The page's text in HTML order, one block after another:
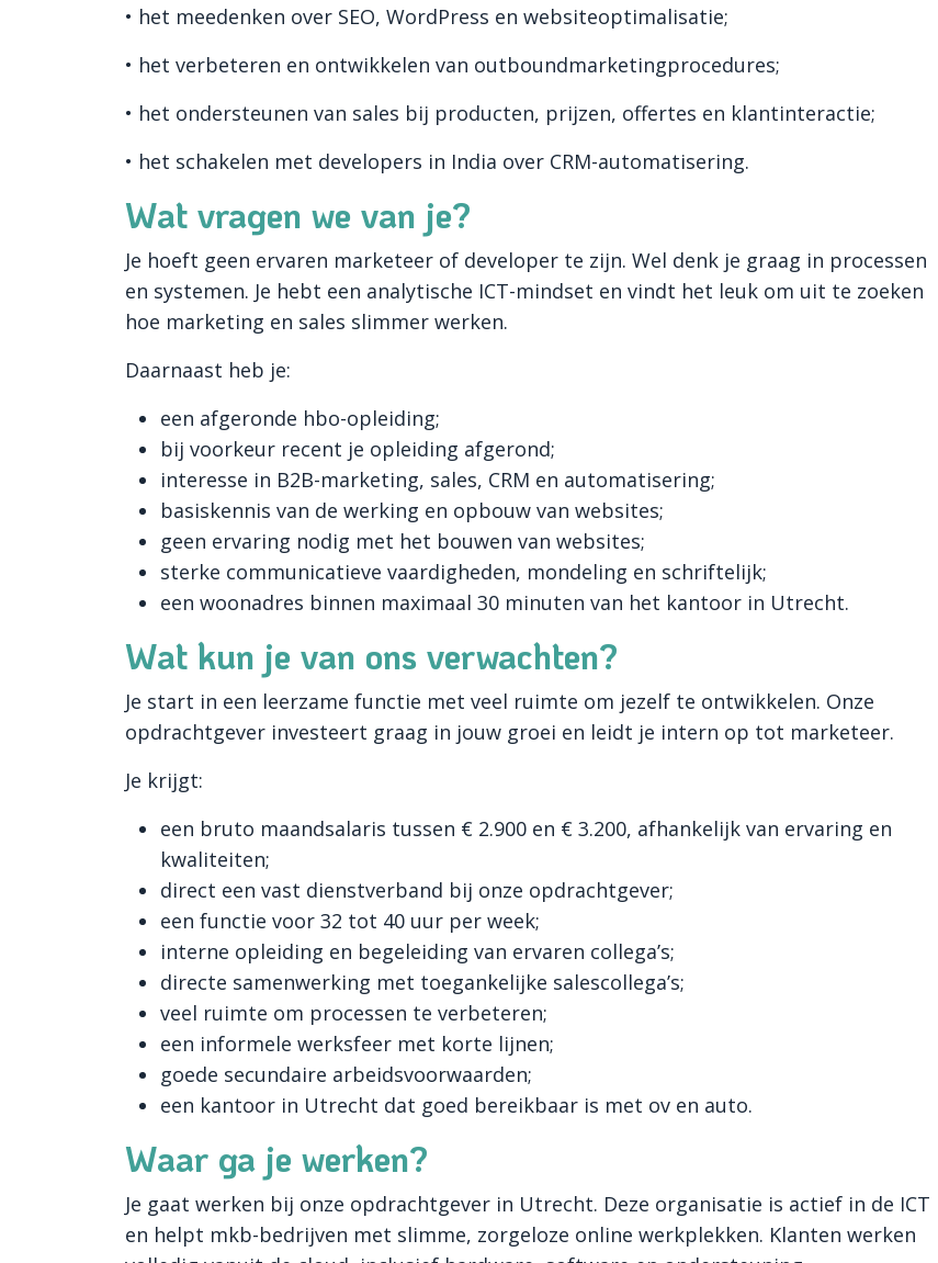
• het meedenken over SEO, WordPress en websiteoptimalisatie;
• het verbeteren en ontwikkelen van outboundmarketingprocedures;
• het ondersteunen van sales bij producten, prijzen, offertes en klantinteractie;
• het schakelen met developers in India over CRM-automatisering.
Wat vragen we van je?
Je hoeft geen ervaren marketeer of developer te zijn. Wel denk je graag in processen
en systemen. Je hebt een analytische ICT-mindset en vindt het leuk om uit te zoeken
hoe marketing en sales slimmer werken.
Daarnaast heb je:
een afgeronde hbo-opleiding;
bij voorkeur recent je opleiding afgerond;
interesse in B2B-marketing, sales, CRM en automatisering;
basiskennis van de werking en opbouw van websites;
geen ervaring nodig met het bouwen van websites;
sterke communicatieve vaardigheden, mondeling en schriftelijk;
een woonadres binnen maximaal 30 minuten van het kantoor in Utrecht.
Wat kun je van ons verwachten?
Je start in een leerzame functie met veel ruimte om jezelf te ontwikkelen. Onze
opdrachtgever investeert graag in jouw groei en leidt je intern op tot marketeer.
Je krijgt:
een bruto maandsalaris tussen € 2.900 en € 3.200, afhankelijk van ervaring en
kwaliteiten;
direct een vast dienstverband bij onze opdrachtgever;
een functie voor 32 tot 40 uur per week;
interne opleiding en begeleiding van ervaren collega’s;
directe samenwerking met toegankelijke salescollega’s;
veel ruimte om processen te verbeteren;
een informele werksfeer met korte lijnen;
goede secundaire arbeidsvoorwaarden;
een kantoor in Utrecht dat goed bereikbaar is met ov en auto.
Waar ga je werken?
Je gaat werken bij onze opdrachtgever in Utrecht. Deze organisatie is actief in de ICT
en helpt mkb-bedrijven met slimme, zorgeloze online werkplekken. Klanten werken